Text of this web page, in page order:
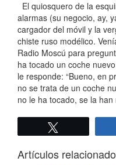
El quiosquero de la
alarmas (su negocio, ay,
cargador del móvil y la
chiste ruso modélico.
Radio Moscú para
ha tocado un coche
le responde: “Bueno, en
no se trata de un coche
no le ha tocado, se la
Artículos